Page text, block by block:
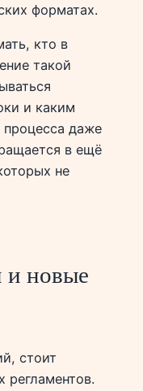
форматах.
кто в
такой
и каким
процесса даже
в ещё
не
и новые
стоит
регламентов.